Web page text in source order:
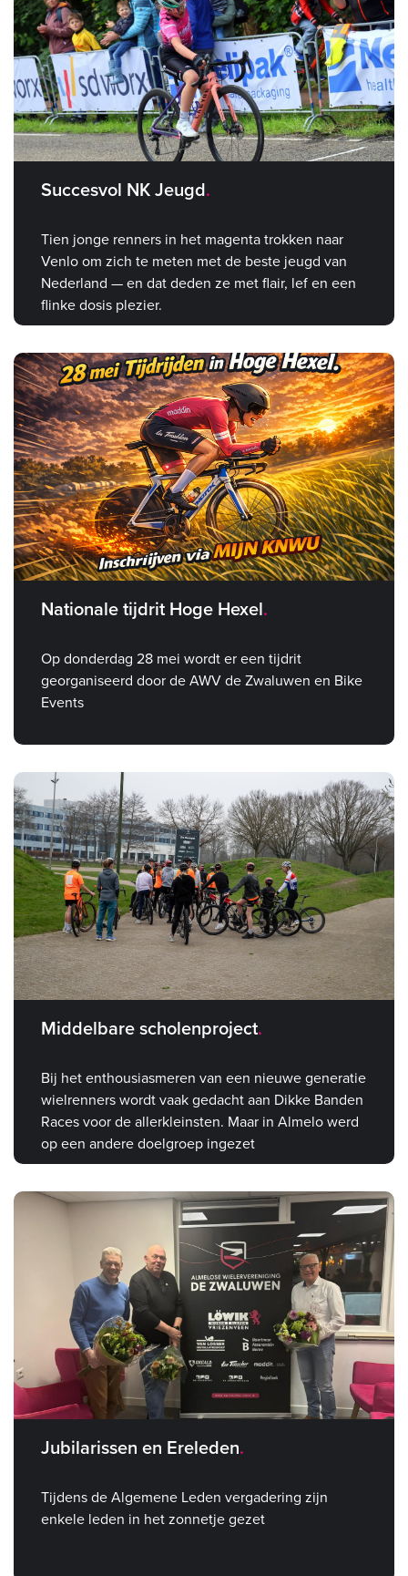
Succesvol NK Jeugd
Tien jonge renners in het magenta trokken naar
Venlo om zich te meten met de beste jeugd van
Nederland — en dat deden ze met flair, lef en een
flinke dosis plezier.
Nationale tijdrit Hoge Hexel
Op donderdag 28 mei wordt er een tijdrit
georganiseerd door de AWV de Zwaluwen en Bike
Events
Middelbare scholenproject
Bij het enthousiasmeren van een nieuwe generatie
wielrenners wordt vaak gedacht aan Dikke Banden
Races voor de allerkleinsten. Maar in Almelo werd
op een andere doelgroep ingezet
Jubilarissen en Ereleden
Tijdens de Algemene Leden vergadering zijn
enkele leden in het zonnetje gezet